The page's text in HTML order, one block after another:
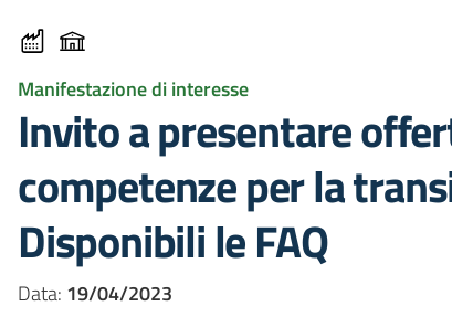
Manifestazione di interesse
Invito a presentare
competenze per la
Disponibili le FAQ
Data: 19/04/2023